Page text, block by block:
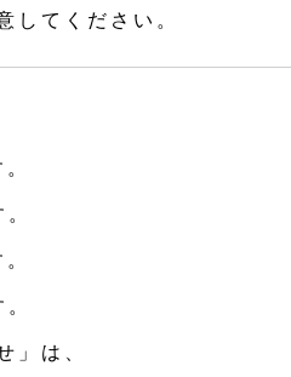
してください。
」は、